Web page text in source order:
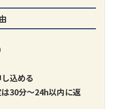
込める
30分～24h以内に返